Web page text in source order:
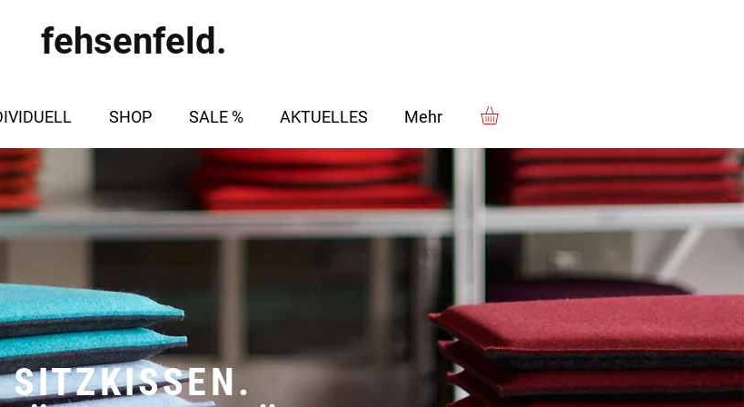
fehsenfeld.
SHOP SALE % AKTUELLES Mehr
SITZKISSEN.